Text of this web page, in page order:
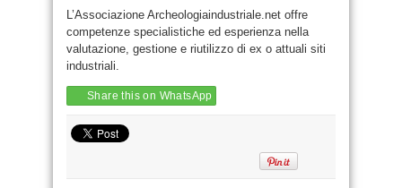
L’Associazione Archeologiaindustriale.net offre
competenze specialistiche ed esperienza nella
valutazione, gestione e riutilizzo di ex o attuali siti
industriali.
Share this on WhatsApp